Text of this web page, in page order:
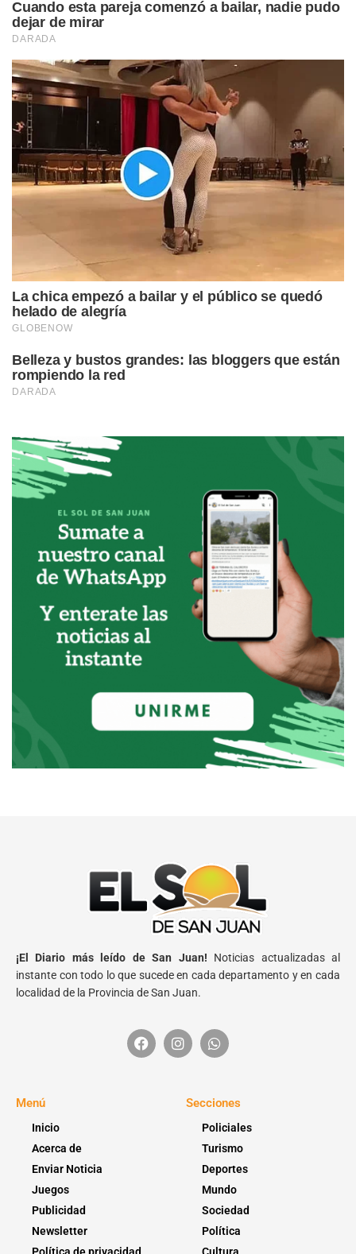
¡El Diario más leído de San Juan! Noticias actualizadas al
instante con todo lo que sucede en cada departamento y en cada
localidad de la Provincia de San Juan.
Menú
Inicio
Acerca de
Enviar Noticia
Juegos
Publicidad
Newsletter
Política de privacidad
Secciones
Policiales
Turismo
Deportes
Mundo
Sociedad
Política
Cultura